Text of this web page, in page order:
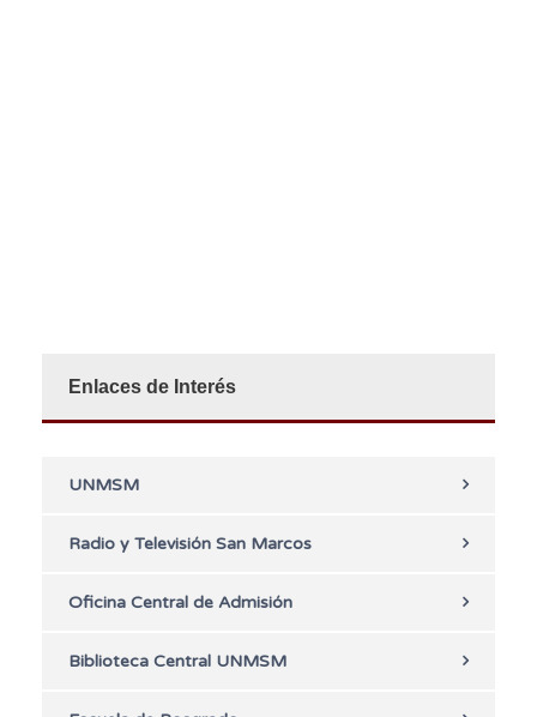
Enlaces de Interés
UNMSM
Radio y Televisión San Marcos
Oficina Central de Admisión
Biblioteca Central UNMSM